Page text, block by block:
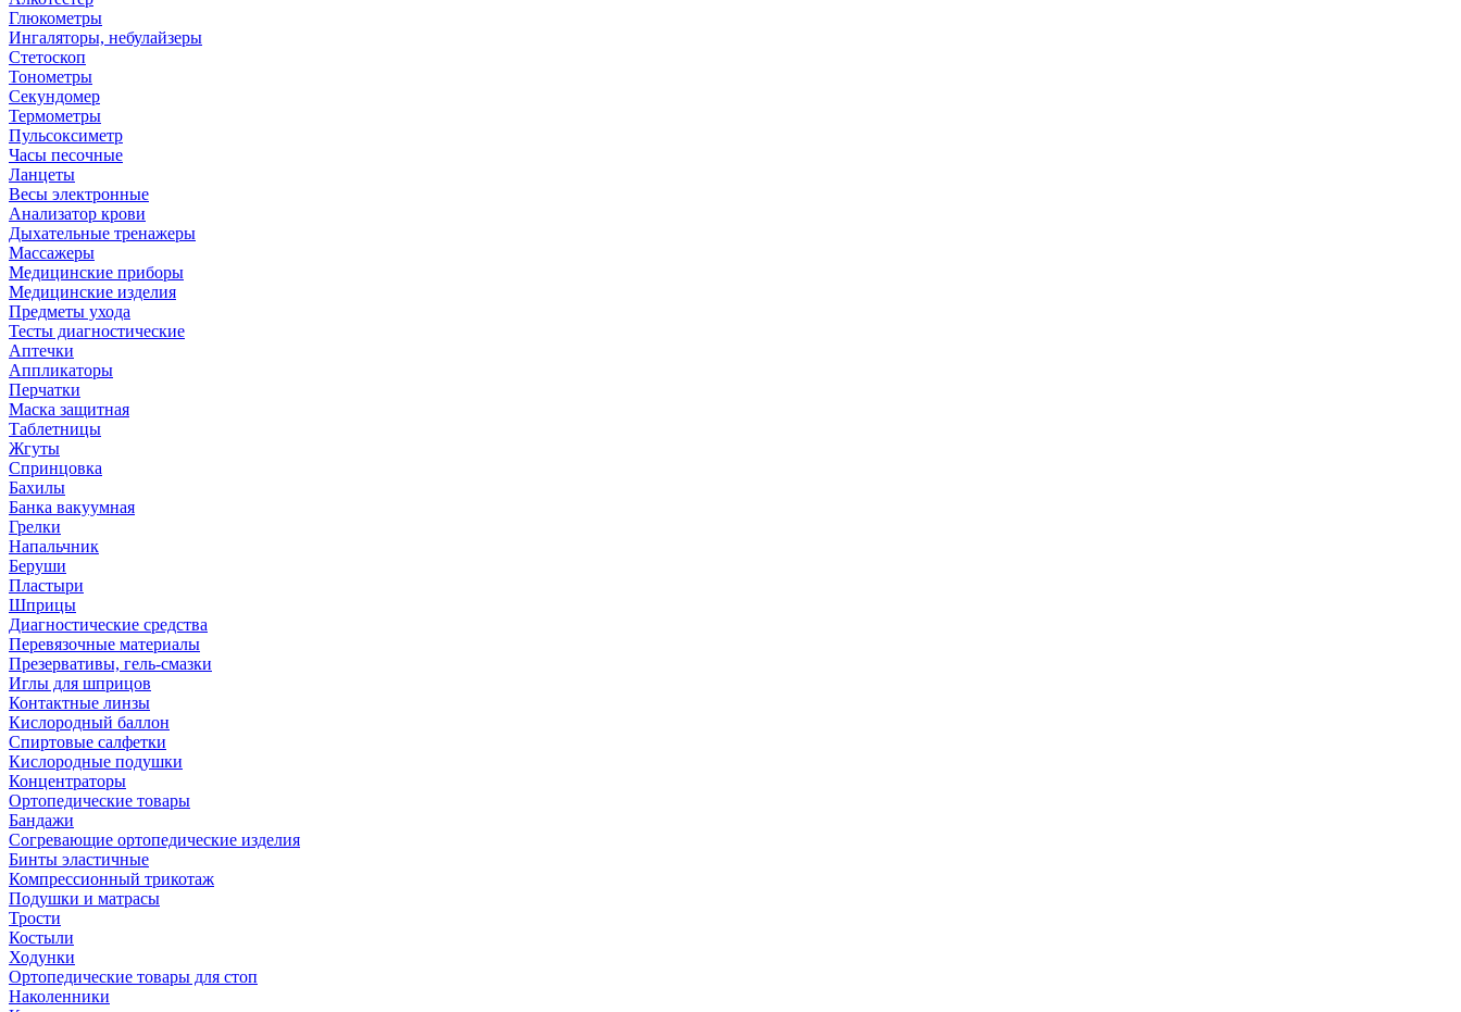
Глюкометры
Ингаляторы, небулайзеры
Стетоскоп
Тонометры
Секундомер
Термометры
Пульсоксиметр
Часы песочные
Ланцеты
Весы электронные
Анализатор крови
Дыхательные тренажеры
Массажеры
Медицинские приборы
Медицинские изделия
Предметы ухода
Тесты диагностические
Аптечки
Аппликаторы
Перчатки
Маска защитная
Таблетницы
Жгуты
Спринцовка
Бахилы
Банка вакуумная
Грелки
Напальчник
Беруши
Пластыри
Шприцы
Диагностические средства
Перевязочные материалы
Презервативы, гель-смазки
Иглы для шприцов
Контактные линзы
Кислородный баллон
Спиртовые салфетки
Кислородные подушки
Концентраторы
Ортопедические товары
Бандажи
Согревающие ортопедические изделия
Бинты эластичные
Компрессионный трикотаж
Подушки и матрасы
Трости
Костыли
Ходунки
Ортопедические товары для стоп
Наколенники